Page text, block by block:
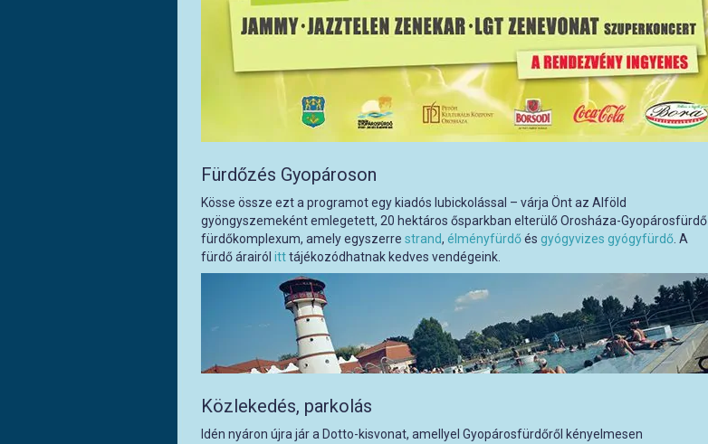
Fürdőzés Gyopároson
Kösse össze ezt a programot egy kiadós lubickolással – várja Önt az Alföld
gyöngyszemeként emlegetett, 20 hektáros ősparkban elterülő Orosháza-Gyopárosfürdő
fürdőkomplexum, amely egyszerre strand, élményfürdőés gyógyvizes gyógyfürdő . A
fürdő árairól itttájékozódhatnak kedves vendégeink.
Közlekedés, parkolás
Idén nyáron újra jár a Dotto-kisvonat, amellyel Gyopárosfürdőről kényelmesen